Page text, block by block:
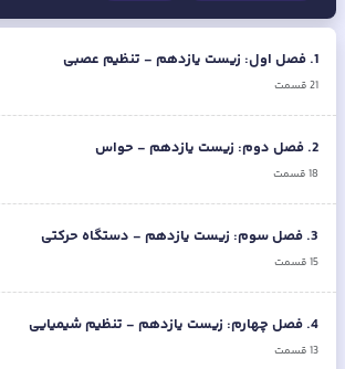
1
. فصل اول: زیست یازدهم - تنظیم عصبی
21قسمت
2
. فصل دوم: زیست یازدهم - حواس
18قسمت
3
. فصل سوم: زیست یازدهم - دستگاه حرکتی
15قسمت
4
. فصل چهارم: زیست یازدهم - تنظیم شیمیایی
13قسمت